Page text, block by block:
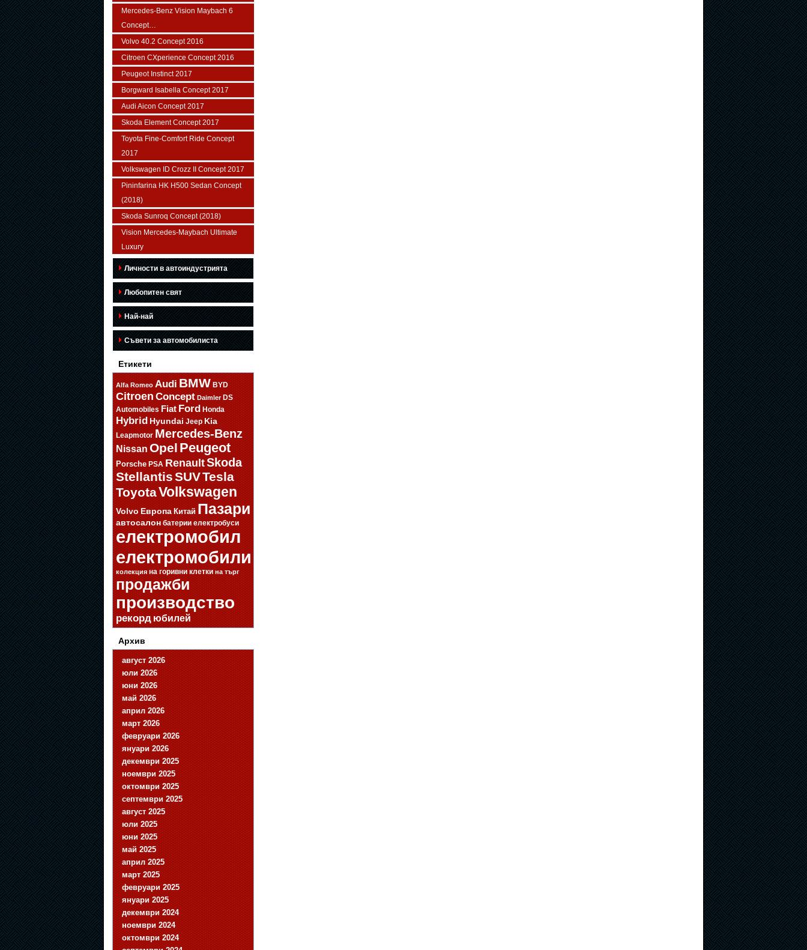
Mercedes-Benz Vision Maybach 6
Concept…
Volvo 40.2 Concept 2016
Citroen CXperience Concept 2016
Peugeot Instinct 2017
Borgward Isabella Concept 2017
Audi Aicon Concept 2017
Skoda Element Concept 2017
Toyota Fine-Comfort Ride Concept
2017
Volkswagen ID Crozz II Concept 2017
Pininfarina HK H500 Sedan Concept
(2018)
Skoda Sunroq Concept (2018)
Vision Mercedes-Maybach Ultimate
Luxury
Личности в автоиндустрията
Любопитен свят
Най-най
Съвети за автомобилиста
Етикети
Alfa Romeo Audi BMW BYD
Citroen Concept Daimler DS
Automobiles Fiat Ford Honda
HybridHyundai Jeep Kia
Leapmotor Mercedes-Benz
Nissan Opel Peugeot
Porsche PSA RenaultSkoda
StellantisSUVTesla
ToyotaVolkswagen
Volvo Европа Китай Пазари
автосалон батерии електробуси
електромобил
електромобили
колекция на горивни клетки на търг
продажби
производство
рекорд юбилей
Архив
август 2026
юли 2026
юни 2026
май 2026
април 2026
март 2026
февруари 2026
януари 2026
декември 2025
ноември 2025
октомври 2025
септември 2025
август 2025
юли 2025
юни 2025
май 2025
април 2025
март 2025
февруари 2025
януари 2025
декември 2024
ноември 2024
октомври 2024